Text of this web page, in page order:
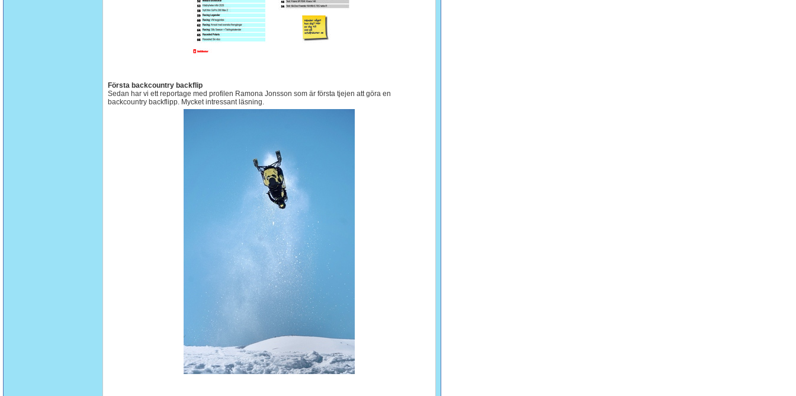
Första backcountry backflip
Sedan har vi ett reportage med profilen Ramona Jonsson som är första tjejen att göra en
backcountry backflipp. Mycket intressant läsning.